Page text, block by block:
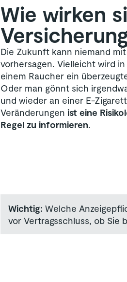
Wie wirken
Die Zukunft kann niemand
vorhersagen. Vielleicht wird
einem Raucher ein
Oder man gönnt sich
und wieder an einer E-
Veränderungen ist eine
Regel zu informieren.
Wichtig: Welche
vor Vertragsschluss, ob Sie